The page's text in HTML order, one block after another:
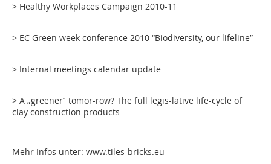
> Healthy Workplaces Campaign 2010-11
> EC Green week conference 2010 “Biodiversity, our lifeline”
> Internal meetings calendar update
> A „greener‟ tomor-row? The full legis-lative life-cycle of
clay construction products
Mehr Infos unter: www.tiles-bricks.eu